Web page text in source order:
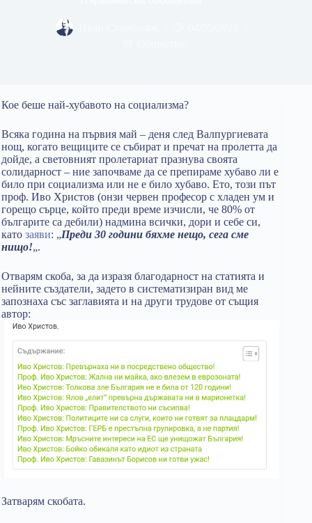
Кое беше най-хубавото на социализма?
Всяка година на първия май – деня след Валпургиевата
нощ, когато вещиците се събират и пречат на пролетта да
дойде, а световният пролетариат празнува своята
солидарност – ние започваме да се препираме хубаво ли е
било при социализма или не е било хубаво. Ето, този път
проф. Иво Христов (онзи червен професор с хладен ум и
горещо сърце, който преди време изчисли, че 80% от
българите са дебили) надмина всички, дори и себе си,
като заяви: „Преди 30 години бяхме нещо, сега сме
нищо!„.
Отварям скоба, за да изразя благодарност на статията и
нейните създатели, задето в систематизиран вид ме
запознаха със заглавията и на други трудове от същия
автор:
Затварям скобата.